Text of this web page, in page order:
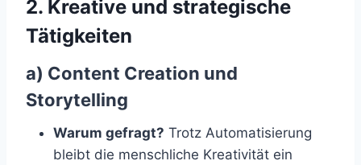
2. Kreative und strategische
Tätigkeiten
a) Content Creation und
Storytelling
Warum gefragt? Trotz Automatisierung
bleibt die menschliche Kreativität ein